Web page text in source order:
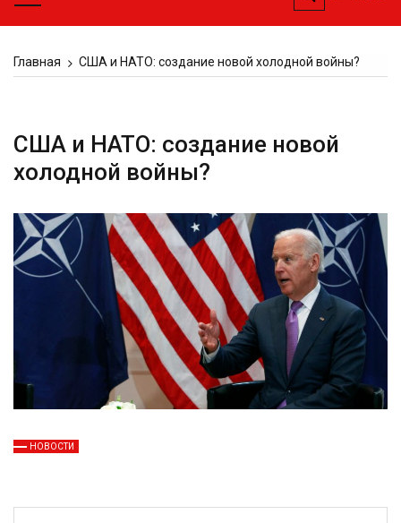
Главная США и НАТО: создание новой холодной войны?
США и НАТО: создание новой
холодной войны?
НОВОСТИ